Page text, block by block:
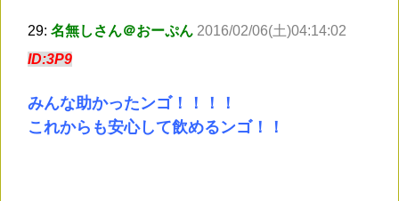
29: 名無しさん＠おーぷん 2016/02/06(土)04:14:02
ID:3P9
みんな助かったンゴ！！！！
これからも安心して飲めるンゴ！！